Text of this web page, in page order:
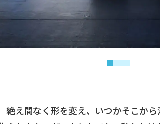
絶え間なく形を変え、いつかそこか